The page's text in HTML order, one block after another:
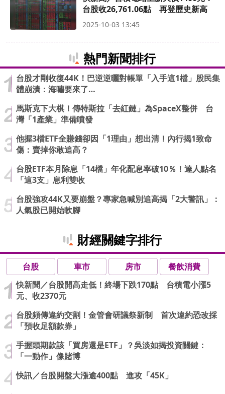
台股收26,761.06點 再登歷史新高
2025-10-03 13:45
熱門新聞排行
台股才剛收復44K！巴逆逆曬對帳單「入手這1檔」股民集
體崩潰：海嘯要來了…
馬斯克下大棋！傳特斯拉「去紅鏈」為SpaceX整併 台
灣「1產業」準備噴發
他握3檔ETF全賺錢卻因「1理由」想出清！內行揭1致命
傷：賣掉你敢追高？
台股ETF本月除息「14檔」年化配息率破10％！達人點名
「這3支」息利雙收
台股強攻44K又要崩盤？專家急喊別追高揭「2大警訊」：
人氣股已開始軟腳
財經關鍵字排行
台股 車市 房市
餐飲消費
快新聞／台股開高走低！終場下跌170點 台積電小漲5
元、收2370元
台股頻傳違約交割！金管會研議祭新制 首次違約恐改採
「預收足額款券」
手握頭期款該「買房還是ETF」？吳淡如揭投資關鍵：
「一動作」像賭博
快訊／台股開盤大漲逾400點 進攻「45K」